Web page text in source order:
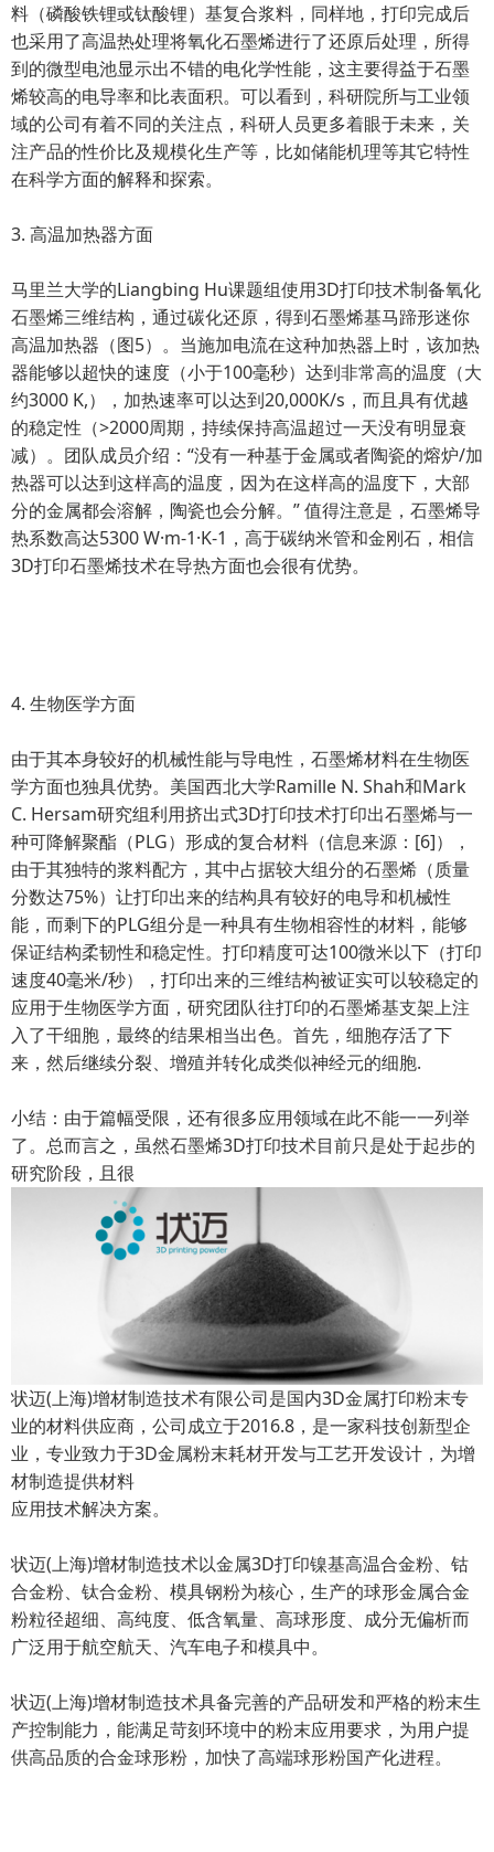
料（磷酸铁锂或钛酸锂）基复合浆料，同样地，打印完成后
也采用了高温热处理将氧化石墨烯进行了还原后处理，所得
到的微型电池显示出不错的电化学性能，这主要得益于石墨
烯较高的电导率和比表面积。可以看到，科研院所与工业领
域的公司有着不同的关注点，科研人员更多着眼于未来，关
注产品的性价比及规模化生产等，比如储能机理等其它特性
在科学方面的解释和探索。
3. 高温加热器方面
马里兰大学的Liangbing Hu课题组使用3D打印技术制备氧化
石墨烯三维结构，通过碳化还原，得到石墨烯基马蹄形迷你
高温加热器（图5）。当施加电流在这种加热器上时，该加热
器能够以超快的速度（小于100毫秒）达到非常高的温度（大
约3000 K,），加热速率可以达到20,000K/s，而且具有优越
的稳定性（>2000周期，持续保持高温超过一天没有明显衰
减）。团队成员介绍：“没有一种基于金属或者陶瓷的熔炉/加
热器可以达到这样高的温度，因为在这样高的温度下，大部
分的金属都会溶解，陶瓷也会分解。” 值得注意是，石墨烯导
热系数高达5300 W·m-1·K-1，高于碳纳米管和金刚石，相信
3D打印石墨烯技术在导热方面也会很有优势。
4. 生物医学方面
由于其本身较好的机械性能与导电性，石墨烯材料在生物医
学方面也独具优势。美国西北大学Ramille N. Shah和Mark
C. Hersam研究组利用挤出式3D打印技术打印出石墨烯与一
种可降解聚酯（PLG）形成的复合材料（信息来源：[6]），
由于其独特的浆料配方，其中占据较大组分的石墨烯（质量
分数达75%）让打印出来的结构具有较好的电导和机械性
能，而剩下的PLG组分是一种具有生物相容性的材料，能够
保证结构柔韧性和稳定性。打印精度可达100微米以下（打印
速度40毫米/秒），打印出来的三维结构被证实可以较稳定的
应用于生物医学方面，研究团队往打印的石墨烯基支架上注
入了干细胞，最终的结果相当出色。首先，细胞存活了下
来，然后继续分裂、增殖并转化成类似神经元的细胞.
小结：由于篇幅受限，还有很多应用领域在此不能一一列举
了。总而言之，虽然石墨烯3D打印技术目前只是处于起步的
研究阶段，且很
状迈(上海)增材制造技术有限公司是国内3D金属打印粉末专
业的材料供应商，公司成立于2016.8，是一家科技创新型企
业，专业致力于3D金属粉末耗材开发与工艺开发设计，为增
材制造提供材料
应用技术解决方案。
状迈(上海)增材制造技术以金属3D打印镍基高温合金粉、钴
合金粉、钛合金粉、模具钢粉为核心，生产的球形金属合金
粉粒径超细、高纯度、低含氧量、高球形度、成分无偏析而
广泛用于航空航天、汽车电子和模具中。
状迈(上海)增材制造技术具备完善的产品研发和严格的粉末生
产控制能力，能满足苛刻环境中的粉末应用要求，为用户提
供高品质的合金球形粉，加快了高端球形粉国产化进程。